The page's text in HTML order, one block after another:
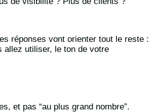
réponses vont orienter tout le reste :
allez utiliser, le ton de votre
et pas “au plus grand nombre”.